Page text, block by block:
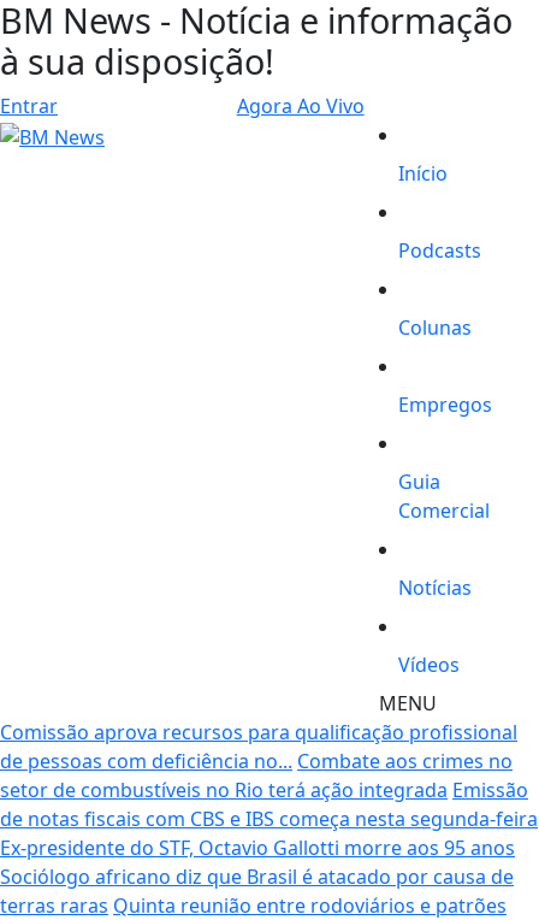
BM News - Notícia e informação
à sua disposição!
Entrar Agora Ao Vivo
Início
Podcasts
Colunas
Empregos
Guia
Comercial
Notícias
Vídeos
MENU
Comissão aprova recursos para qualificação profissional
de pessoas com deficiência no... Combate aos crimes no
setor de combustíveis no Rio terá ação integrada Emissão
de notas fiscais com CBS e IBS começa nesta segunda-feira
Ex-presidente do STF, Octavio Gallotti morre aos 95 anos
Sociólogo africano diz que Brasil é atacado por causa de
terras raras Quinta reunião entre rodoviários e patrões